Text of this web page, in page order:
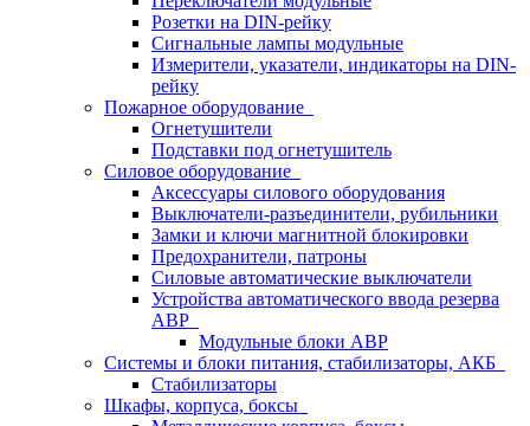
Розетки на DIN-рейку
Сигнальные лампы модульные
Измерители, указатели, индикаторы на DIN-
рейку
Пожарное оборудование
Огнетушители
Подставки под огнетушитель
Силовое оборудование
Аксессуары силового оборудования
Выключатели-разъединители, рубильники
Замки и ключи магнитной блокировки
Предохранители, патроны
Силовые автоматические выключатели
Устройства автоматического ввода резерва
АВР
Модульные блоки АВР
Системы и блоки питания, стабилизаторы, АКБ
Стабилизаторы
Шкафы, корпуса, боксы